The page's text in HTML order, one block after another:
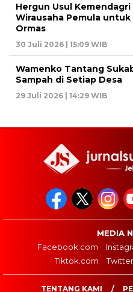
Hergun Usul
Wirausaha Pemula
Ormas
30 Juli 2026 | 15:09 WIB
Wamenko Tantang
Sampah di Setiap Desa
29 Juli 2026 | 14:29 WIB
MEDIA
Facebook.com
Tiktok.com
TENTANG KAMI